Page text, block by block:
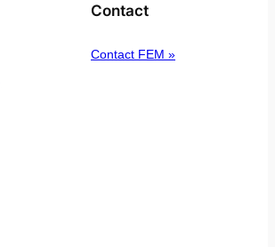
Contact
Contact FEM »